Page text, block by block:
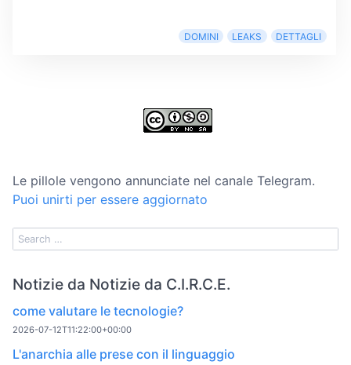
DOMINI LEAKS DETTAGLI
Le pillole vengono annunciate nel canale Telegram.
Puoi unirti per essere aggiornato
Notizie da Notizie da C.I.R.C.E.
come valutare le tecnologie?
2026-07-12T11:22:00+00:00
L'anarchia alle prese con il linguaggio